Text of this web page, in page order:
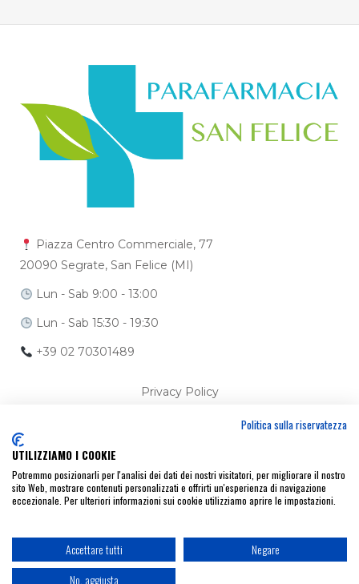
Piazza Centro Commerciale, 77
20090 Segrate, San Felice (MI)
Lun - Sab 9:00 - 13:00
Lun - Sab 15:30 - 19:30
+39 02 70301489
Privacy Policy
Ci trovi anche su
Politica sulla riservatezza
UTILIZZIAMO I COOKIE
Potremmo posizionarli per l'analisi dei dati dei nostri visitatori, per migliorare il nostro
sito Web, mostrare contenuti personalizzati e offrirti un'esperienza di navigazione
eccezionale. Per ulteriori informazioni sui cookie utilizziamo aprire le impostazioni.
Accettare tutti
Negare
No, aggiusta